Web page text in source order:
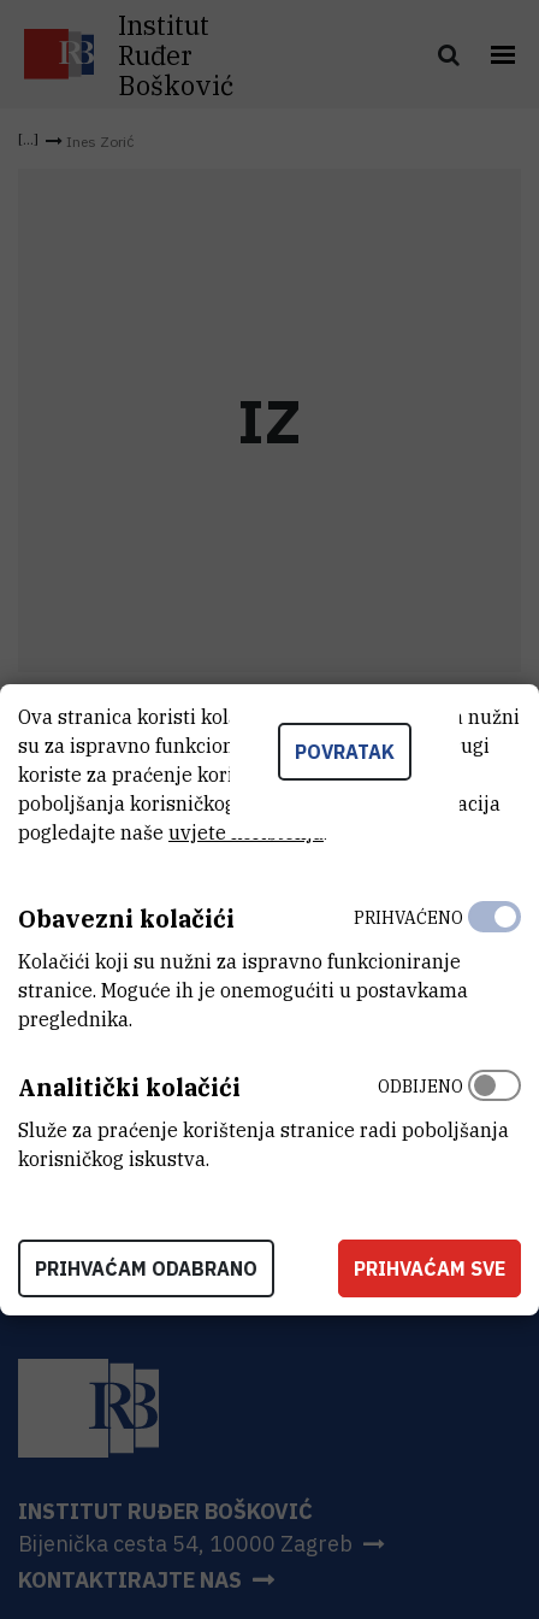
Institut
Ruđer
Bošković
Ines Zorić
IZ
InesZorić
Voditelj odjela
+385 99 486 3799
ORGANIZACIJSKA JEDINICA
ADRESA
Institut Ruđer Bošković
Bijenička 54
HR-10000 Zagreb
INSTITUT RUĐER BOŠKOVIĆ
Bijenička cesta 54, 10000 Zagreb
KONTAKTIRAJTE NAS
POVRATAK
Ova stranica koristi kolačiće. Neki od tih kolačića nužni
su za ispravno funkcioniranje stranice, dok se drugi
koriste za praćenje korištenja stranice radi
poboljšanja korisničkog iskustva. Za više informacija
pogledajte naše uvjete korištenja.
Obavezni kolačići
Kolačići koji su nužni za ispravno funkcioniranje
stranice. Moguće ih je onemogućiti u postavkama
preglednika.
PRIHVAĆENO
Analitički kolačići
Služe za praćenje korištenja stranice radi poboljšanja
korisničkog iskustva.
ODBIJENO
PRIHVAĆAM ODABRANO PRIHVAĆAM SVE